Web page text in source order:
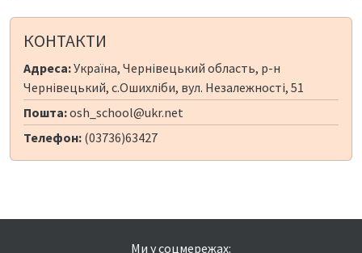
КОНТАКТИ
Адреса:Україна, Чернівецький область, р-н
Чернівецький, с.Ошихліби, вул. Незалежності, 51
Пошта:osh_school@ukr.net
Телефон: (03736)63427
Ми у соцмережах: